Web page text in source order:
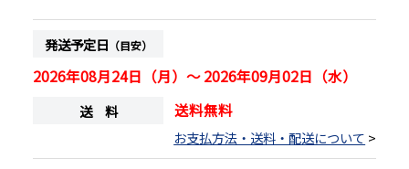
発送予定日 （目安）
2026年08月24日（月）～ 2026年09月02日（水）
送 料 送料無料
お支払方法・送料・配送について >